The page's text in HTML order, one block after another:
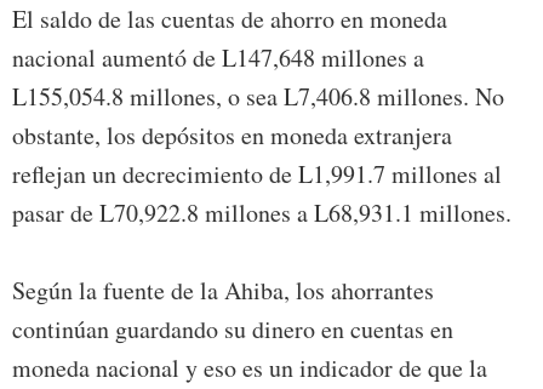
El saldo de las cuentas de ahorro en moneda
nacional aumentó de L147,648 millones a
L155,054.8 millones, o sea L7,406.8 millones. No
obstante, los depósitos en moneda extranjera
reflejan un decrecimiento de L1,991.7 millones al
pasar de L70,922.8 millones a L68,931.1 millones.
Según la fuente de la Ahiba, los ahorrantes
continúan guardando su dinero en cuentas en
moneda nacional y eso es un indicador de que la